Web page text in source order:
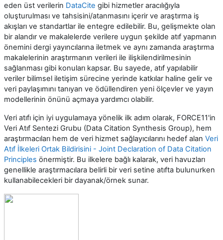
eden üst verilerin DataCite gibi hizmetler aracılığıyla
oluşturulması ve tahsisini/atanmasını içerir ve araştırma iş
akışları ve standartlar ile entegre edilebilir. Bu, gelişmekte olan
bir alandır ve makalelerde verilere uygun şekilde atıf yapmanın
önemini dergi yayıncılarına iletmek ve aynı zamanda araştırma
makalelerinin araştırmanın verileri ile ilişkilendirilmesinin
sağlanması gibi konuları kapsar. Bu sayede, atıf yapılabilir
veriler bilimsel iletişim sürecine yerinde katkılar haline gelir ve
veri paylaşımını tanıyan ve ödüllendiren yeni ölçevler ve yayın
modellerinin önünü açmaya yardımcı olabilir.
Veri atıfı için iyi uygulamaya yönelik ilk adım olarak, FORCE11'in
Veri Atıf Sentezi Grubu (Data Citation Synthesis Group), hem
araştırmacıları hem de veri hizmet sağlayıcılarını hedef alan Veri
Atıf İlkeleri Ortak Bildirisini - Joint Declaration of Data Citation
Principles önermiştir. Bu ilkelere bağlı kalarak, veri havuzları
genellikle araştırmacılara belirli bir veri setine atıfta bulunurken
kullanabilecekleri bir dayanak/örnek sunar.